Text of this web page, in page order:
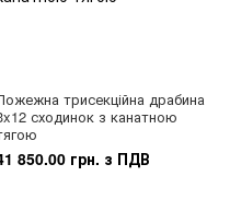
трисекційна драбина
сходинок з канатною
850.00 грн. з ПДВ